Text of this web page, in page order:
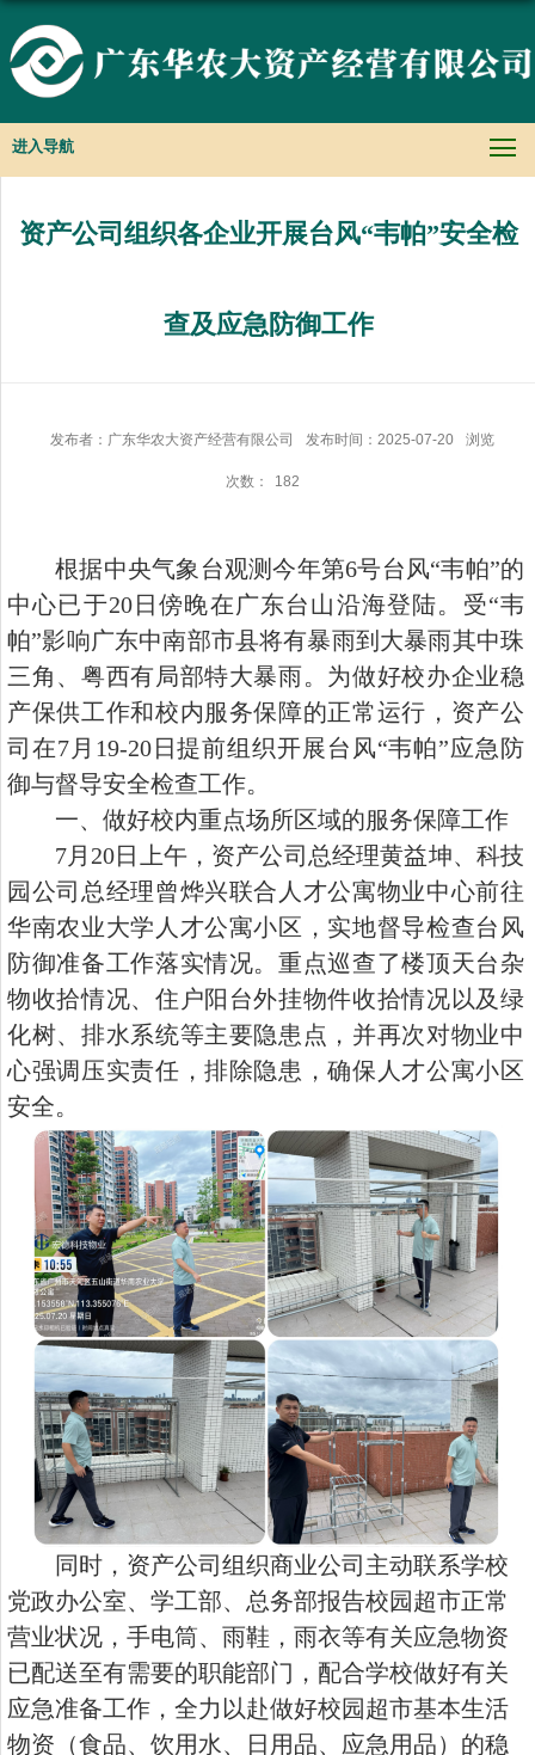
进入导航
资产公司组织各企业开展台风“韦帕”安全检
查及应急防御工作
发布者：广东华农大资产经营有限公司 发布时间：2025-07-20 浏览
次数： 182
根据中央气象台观测今年第6号台风“韦帕”的
中心已于20日傍晚在广东台山沿海登陆。受“韦
帕”影响广东中南部市县将有暴雨到大暴雨其中珠
三角、粤西有局部特大暴雨。为做好校办企业稳
产保供工作和校内服务保障的正常运行，资产公
司在7月19-20日提前组织开展台风“韦帕”应急防
御与督导安全检查工作。
一、做好校内重点场所区域的服务保障工作
7月20日上午，资产公司总经理黄益坤、科技
园公司总经理曾烨兴联合人才公寓物业中心前往
华南农业大学人才公寓小区，实地督导检查台风
防御准备工作落实情况。重点巡查了楼顶天台杂
物收拾情况、住户阳台外挂物件收拾情况以及绿
化树、排水系统等主要隐患点，并再次对物业中
心强调压实责任，排除隐患，确保人才公寓小区
安全。
同时，资产公司组织商业公司主动联系学校
党政办公室、学工部、总务部报告校园超市正常
营业状况，手电筒、雨鞋，雨衣等有关应急物资
已配送至有需要的职能部门，配合学校做好有关
应急准备工作，全力以赴做好校园超市基本生活
物资（食品、饮用水、日用品、应急用品）的稳